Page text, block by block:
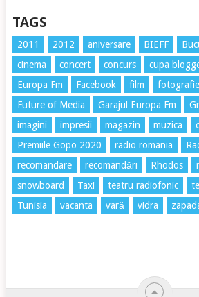
TAGS
2011 2012 aniversare BIEFF
cinema
concert concurs cupa
Europa Fm
Facebook film fotografie
Future of Media
Garajul Europa Fm
imagini
impresii magazin muzica
Premiile Gopo 2020
radio romania
recomandare
recomandări Rhodos
snowboard
Taxi teatru radiofonic
Tunisia
vacanta vară vidra